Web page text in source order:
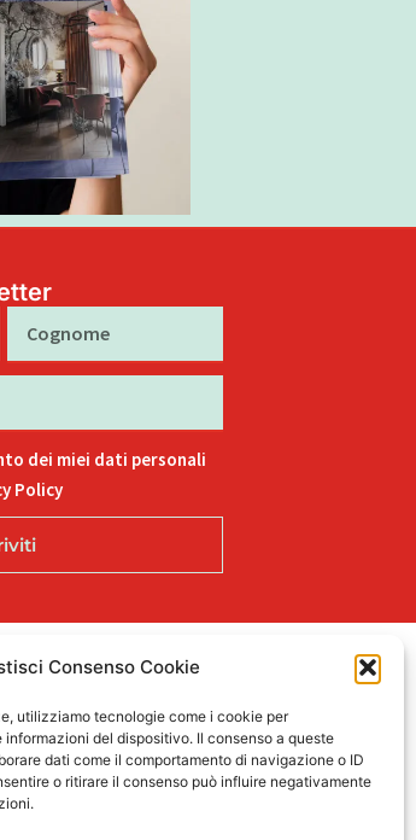
Consenso Cookie
utilizziamo tecnologie come i cookie per
del dispositivo. Il consenso a queste
dati come il comportamento di navigazione o ID
o ritirare il consenso può influire negativamente
dei miei dati personali
Policy
L
i
n
k
e
F
a
c
e
b
I
n
s
t
a
i
k
t
o
i
n
t
e